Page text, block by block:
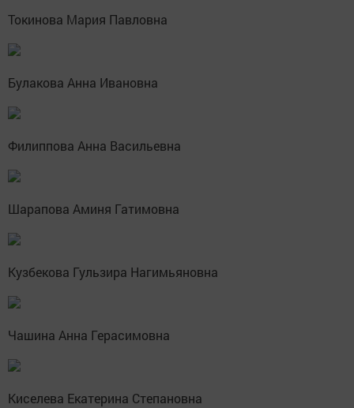
Токинова Мария Павловна
Булакова Анна Ивановна
Филиппова Анна Васильевна
Шарапова Аминя Гатимовна
Кузбекова Гульзира Нагимьяновна
Чашина Анна Герасимовна
Киселева Екатерина Степановна